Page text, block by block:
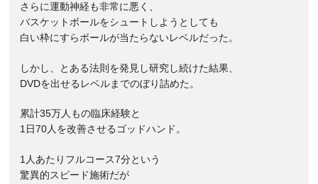
さらに運動神経も非常に悪く、
バスケットボールをシュートしようとしても
白い枠にすらボールが当たらないレベルだった。
しかし、とある法則を発見し研究し続けた結果、
DVDを出せるレベルまでのぼり詰めた。
累計35万人もの臨床経験と
1日70人を改善させるゴッドハンド。
1人あたりフルコース7分という
驚異的スピード施術だが